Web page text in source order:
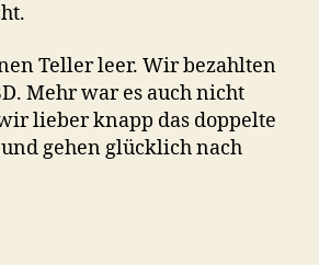
Teller leer. Wir bezahlten
Mehr war es auch nicht
lieber knapp das doppelte
gehen glücklich nach